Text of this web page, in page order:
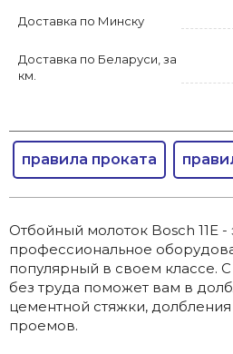
Доставка по Минску
Доставка по Беларуси, за
км.
правила проката
Отбойный молоток Bosch 11E -
профессиональное
популярный в своем классе.
без труда поможет вам в
цементной стяжки,
проемов.